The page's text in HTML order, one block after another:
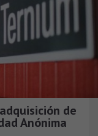
de
Anónima